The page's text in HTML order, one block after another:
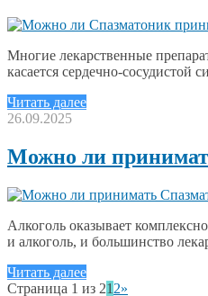
Многие лекарственные
касается сердечно-
Читать далее
26.09.2025
Можно ли
Алкоголь оказывает
и алкоголь, и большинство
Читать далее
Страница 1 из 21 2»